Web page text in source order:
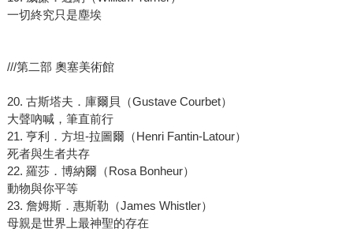
一切終究只是塵埃
///第二部 奧塞美術館
20. 古斯塔夫．庫爾貝（Gustave Courbet）
大聲吶喊，筆直前行
21. 亨利．方坦-拉圖爾（Henri Fantin-Latour）
死者與生者共存
22. 羅莎．博納爾（Rosa Bonheur）
動物與你平等
23. 詹姆斯．惠斯勒（James Whistler）
母親是世界上最神聖的存在